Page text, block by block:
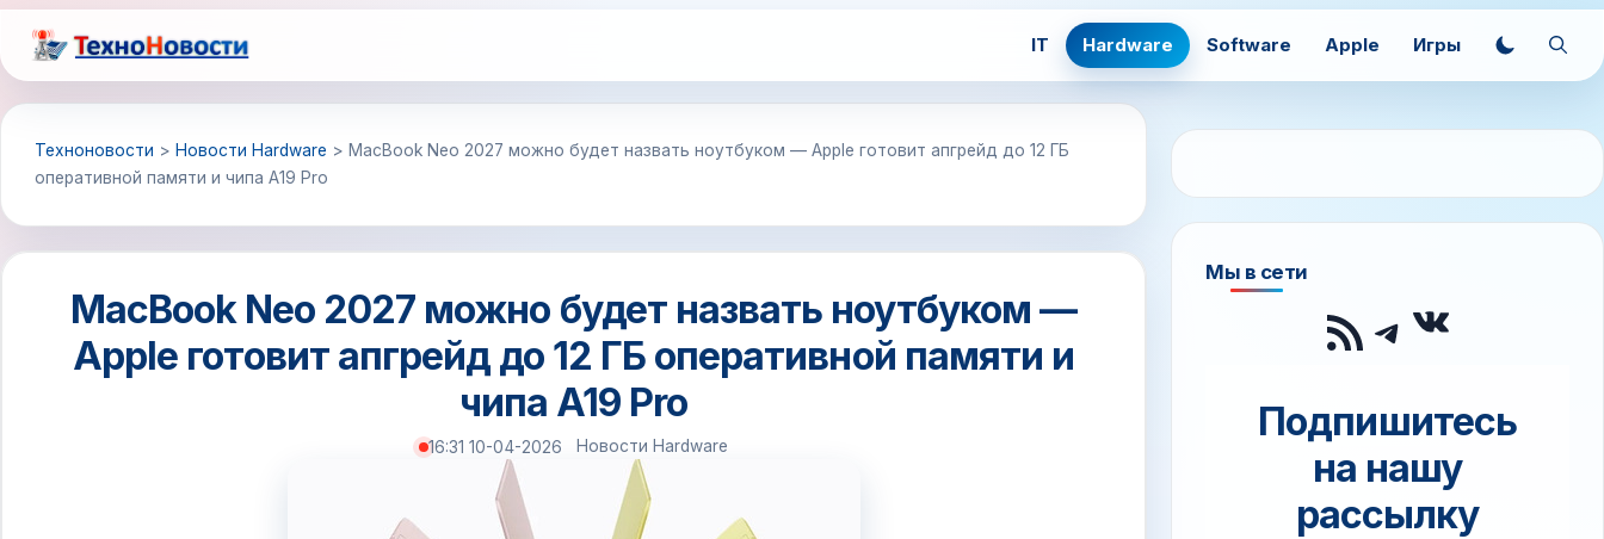
Перейти
к
содержимому
IT Hardware Software Apple Игры
Техноновости > Новости Hardware > MacBook Neo 2027 можно будет назвать ноутбуком — Apple готовит апгрейд до 12 ГБ
оперативной памяти и чипа A19 Pro
MacBook Neo 2027 можно будет назвать ноутбуком —
Apple готовит апгрейд до 12 ГБ оперативной памяти и
чипа A19 Pro
16:31 10-04-2026 Новости Hardware
Мы в сети
RSS-лента
Telegram
Подпишитесь
на нашу
рассылку